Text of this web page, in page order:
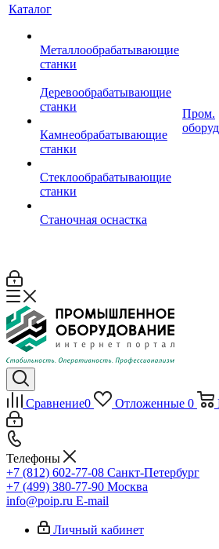
Каталог
Металлообрабатывающие
станки
Деревообрабатывающие
станки
Камнеобрабатывающие
станки
Стеклообрабатывающие
станки
Станочная оснастка
Пром.
Сравнение0 Отложенные 0
Телефоны
+7 (812) 602-77-08 Санкт-Петербург
+7 (499) 380-77-90 Москва
info@poip.ru E-mail
Личный кабинет